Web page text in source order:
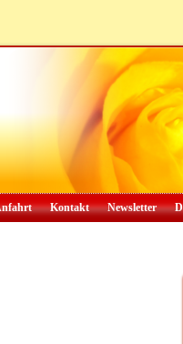
Kontakt Newsletter